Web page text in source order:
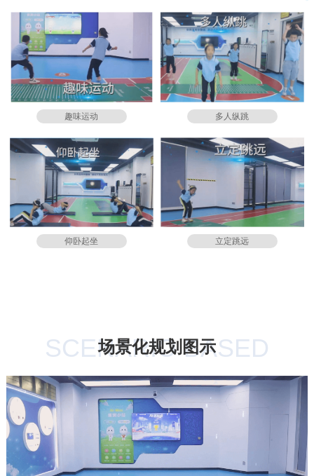
趣味运动 多人纵跳
仰卧起坐 立定跳远
场景化规划图示
SCENARIO BASED
PLANNING